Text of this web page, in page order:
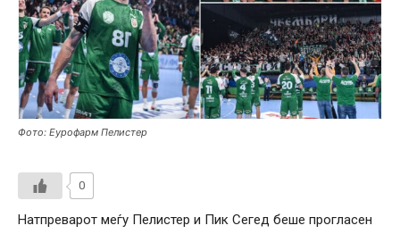
Фото: Еурофарм Пелистер
0
Натпреварот меѓу Пелистер и Пик Сегед беше прогласен